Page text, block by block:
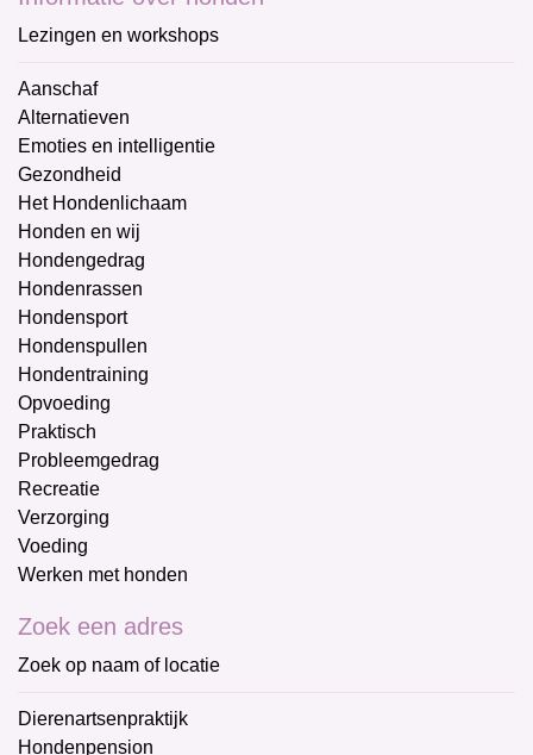
Lezingen en workshops
Aanschaf
Alternatieven
Emoties en intelligentie
Gezondheid
Het Hondenlichaam
Honden en wij
Hondengedrag
Hondenrassen
Hondensport
Hondenspullen
Hondentraining
Opvoeding
Praktisch
Probleemgedrag
Recreatie
Verzorging
Voeding
Werken met honden
Zoek een adres
Zoek op naam of locatie
Dierenartsenpraktijk
Hondenpension